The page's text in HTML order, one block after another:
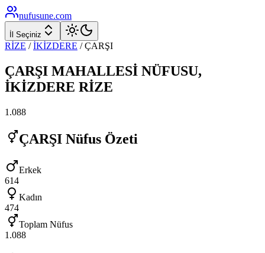
nufusune.com
İl Seçiniz
RİZE / İKİZDERE /ÇARŞI
ÇARŞI MAHALLESİ NÜFUSU,
İKİZDERE RİZE
1.088
ÇARŞI Nüfus Özeti
Erkek
614
Kadın
474
Toplam Nüfus
1.088